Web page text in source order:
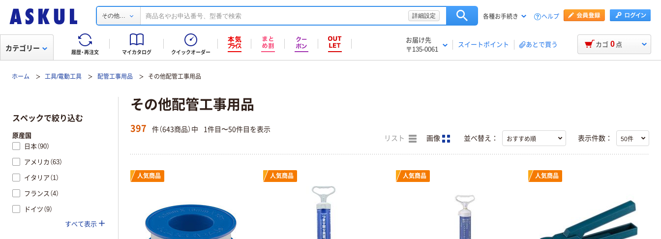
その他... 詳細設定 各種お手続き ヘルプ
履歴・再注文 マイカタログ クイックオーダー
お届け先
〒135-0061
スイートポイント あとで買う
カテゴリー カゴ 0 点
ホーム 工具/電動工具 配管工事用品 その他配管工事用品
その他配管工事用品
397 件（643商品）中 1件目〜50件目を表示
リスト 画像 並べ替え： 表示件数：
人気商品 人気商品 人気商品 人気商品
スペックで絞り込む
原産国
日本（90）
アメリカ（63）
イタリア（1）
フランス（4）
ドイツ（9）
すべて表示